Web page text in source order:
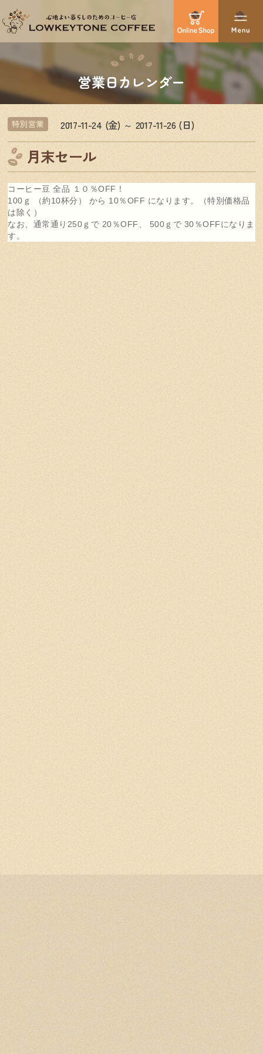
営業日カレンダー
特別営業 2017-11-24 (金) ～ 2017-11-26 (日)
月末セール
コーヒー豆 全品 １０％OFF！
100ｇ （約10杯分） から 10％OFF になります。（特別価格品
は除く）
なお、通常通り250ｇで 20％OFF、 500ｇで 30％OFFになりま
す。